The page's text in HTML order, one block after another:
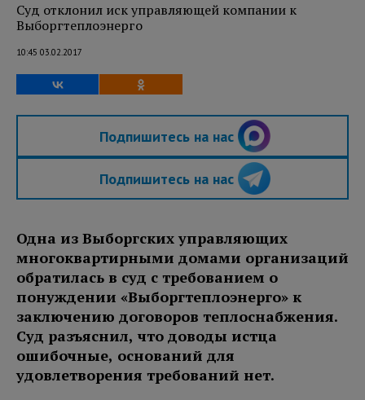
Суд отклонил иск управляющей компании к
Выборгтеплоэнерго
10:45 03.02.2017
Подпишитесь на нас
Подпишитесь на нас
Одна из Выборгских управляющих
многоквартирными домами организаций
обратилась в суд с требованием о
понуждении «Выборгтеплоэнерго» к
заключению договоров теплоснабжения.
Суд разъяснил, что доводы истца
ошибочные, оснований для
удовлетворения требований нет.